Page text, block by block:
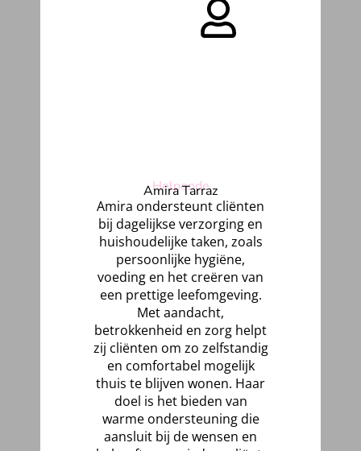
Helpende
Amira Tarraz
Amira ondersteunt cliënten
bij dagelijkse verzorging en
huishoudelijke taken, zoals
persoonlijke hygiëne,
voeding en het creëren van
een prettige leefomgeving.
Met aandacht,
betrokkenheid en zorg helpt
zij cliënten om zo zelfstandig
en comfortabel mogelijk
thuis te blijven wonen. Haar
doel is het bieden van
warme ondersteuning die
aansluit bij de wensen en